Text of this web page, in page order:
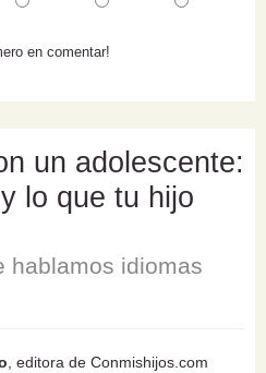
en comentar!
un adolescente:
lo que tu hijo
hablamos idiomas
, editora de Conmishijos.com